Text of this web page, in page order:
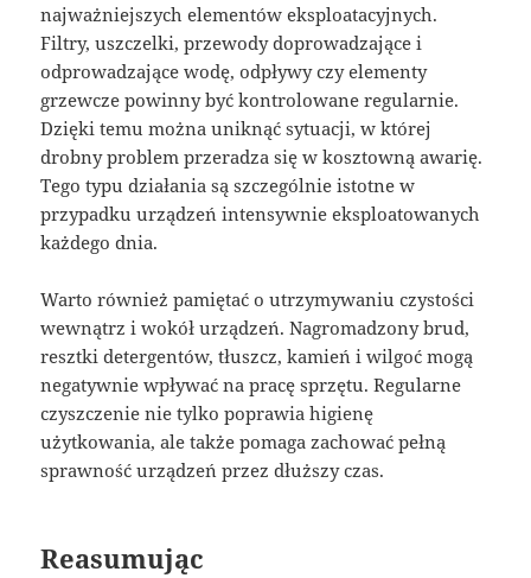
najważniejszych elementów eksploatacyjnych.
Filtry, uszczelki, przewody doprowadzające i
odprowadzające wodę, odpływy czy elementy
grzewcze powinny być kontrolowane regularnie.
Dzięki temu można uniknąć sytuacji, w której
drobny problem przeradza się w kosztowną awarię.
Tego typu działania są szczególnie istotne w
przypadku urządzeń intensywnie eksploatowanych
każdego dnia.
Warto również pamiętać o utrzymywaniu czystości
wewnątrz i wokół urządzeń. Nagromadzony brud,
resztki detergentów, tłuszcz, kamień i wilgoć mogą
negatywnie wpływać na pracę sprzętu. Regularne
czyszczenie nie tylko poprawia higienę
użytkowania, ale także pomaga zachować pełną
sprawność urządzeń przez dłuższy czas.
Reasumując